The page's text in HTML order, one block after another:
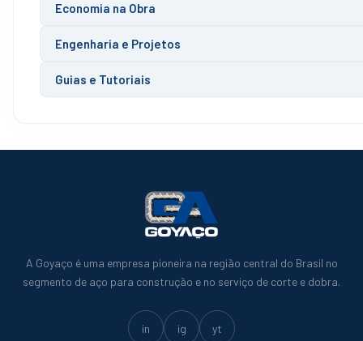
Economia na Obra
Engenharia e Projetos
Guias e Tutoriais
A Goyaço é uma empresa pioneira na região central do Brasil no
segmento de aço para construção e no serviço de corte e dobra.
in ig yt